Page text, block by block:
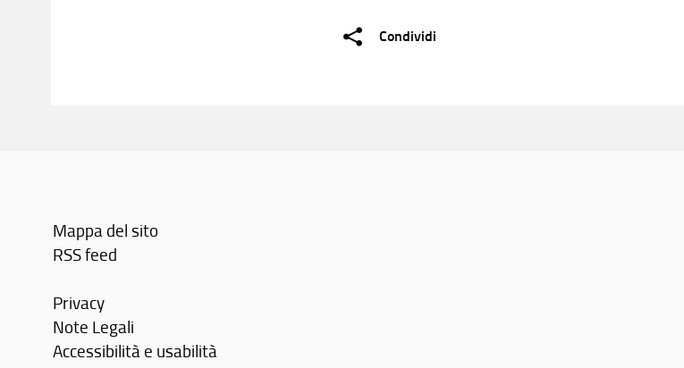
Condividi
Mappa del sito
RSS feed
Privacy
Note Legali
Accessibilità e usabilità